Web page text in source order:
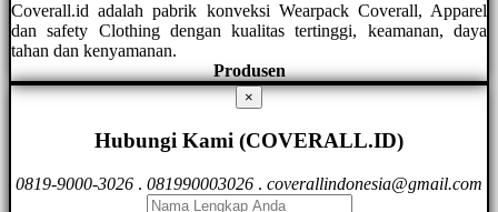
Coverall.id adalah pabrik konveksi Wearpack Coverall, Apparel
dan safety Clothing dengan kualitas tertinggi, keamanan, daya
tahan dan kenyamanan.
Produsen
×
Hubungi Kami (COVERALL.ID)
0819-9000-3026 . 081990003026 . coverallindonesia@gmail.com